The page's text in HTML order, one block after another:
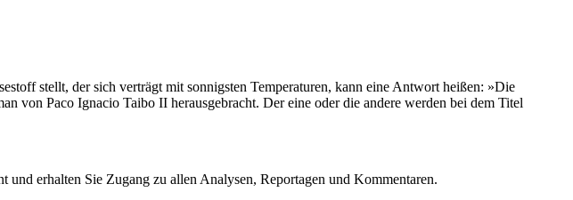
stellt, der sich verträgt mit sonnigsten Temperaturen, kann eine Antwort heißen: »Die
von Paco Ignacio Taibo II herausgebracht. Der eine oder die andere werden bei dem Titel
erhalten Sie Zugang zu allen Analysen, Reportagen und Kommentaren.